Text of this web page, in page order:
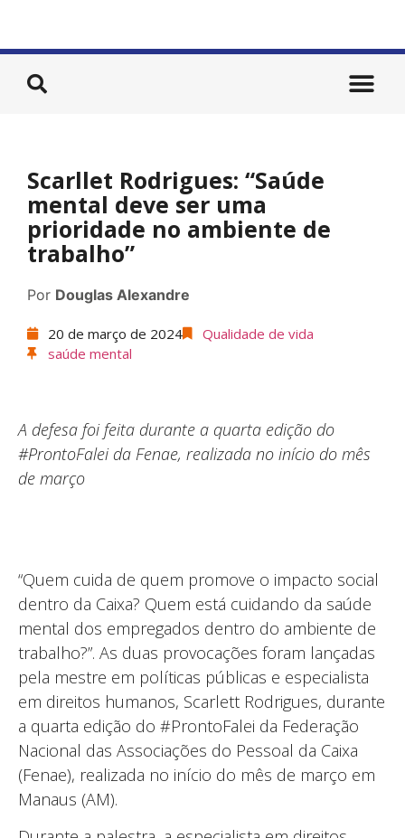
Scarllet Rodrigues: “Saúde
mental deve ser uma
prioridade no ambiente de
trabalho”
Por Douglas Alexandre
20 de março de 2024
Qualidade de vida
saúde mental
A defesa foi feita durante a quarta edição do
#ProntoFalei da Fenae, realizada no início do mês
de março
“Quem cuida de quem promove o impacto social
dentro da Caixa? Quem está cuidando da saúde
mental dos empregados dentro do ambiente de
trabalho?”. As duas provocações foram lançadas
pela mestre em políticas públicas e especialista
em direitos humanos, Scarlett Rodrigues, durante
a quarta edição do #ProntoFalei da Federação
Nacional das Associações do Pessoal da Caixa
(Fenae), realizada no início do mês de março em
Manaus (AM).